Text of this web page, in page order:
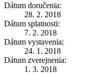
Dátum doručenia:
28. 2. 2018
Dátum splatnosti:
7. 2. 2018
Dátum vystavenia:
24. 1. 2018
Dátum zverejnenia:
1. 3. 2018